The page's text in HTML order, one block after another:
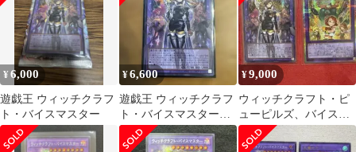
¥6,000
遊戯王 ウィッチクラフ
ト・バイスマスター
¥6,600
遊戯王 ウィッチクラフ
ト・バイスマスター
オーバーフレームシー
クレット 1枚
¥9,000
ウィッチクラフト・ピ
ューピルズ、バイスマ
スター2枚セット